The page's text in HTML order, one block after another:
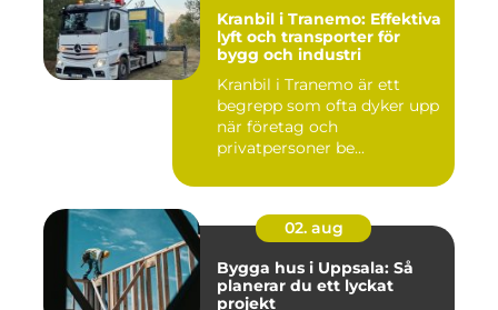
Kranbil i Tranemo: Effektiva
lyft och transporter för
bygg och industri
Kranbil i Tranemo är ett
begrepp som ofta dyker upp
när företag och
privatpersoner be...
02. aug
Bygga hus i Uppsala: Så
planerar du ett lyckat
projekt